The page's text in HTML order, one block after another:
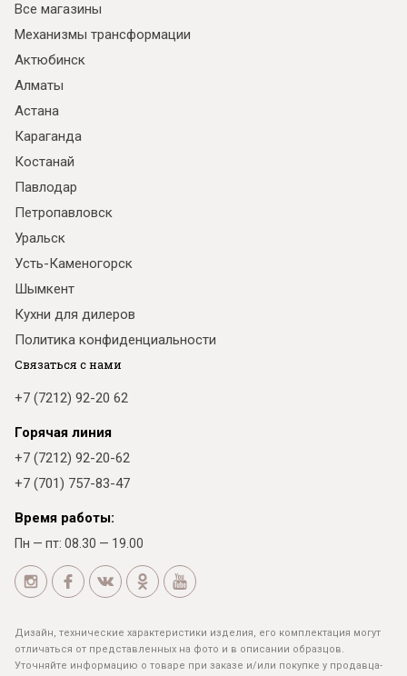
Все магазины
Механизмы трансформации
Актюбинск
Алматы
Астана
Караганда
Костанай
Павлодар
Петропавловск
Уральск
Усть-Каменогорск
Шымкент
Кухни для дилеров
Политика конфиденциальности
Связаться с нами
+7 (7212) 92-20 62
Горячая линия
+7 (7212) 92-20-62
+7 (701) 757-83-47
Время работы:
Пн — пт: 08.30 — 19.00
Дизайн, технические характеристики изделия, его комплектация могут
отличаться от представленных на фото и в описании образцов.
Уточняйте информацию о товаре при заказе и/или покупке у продавца-